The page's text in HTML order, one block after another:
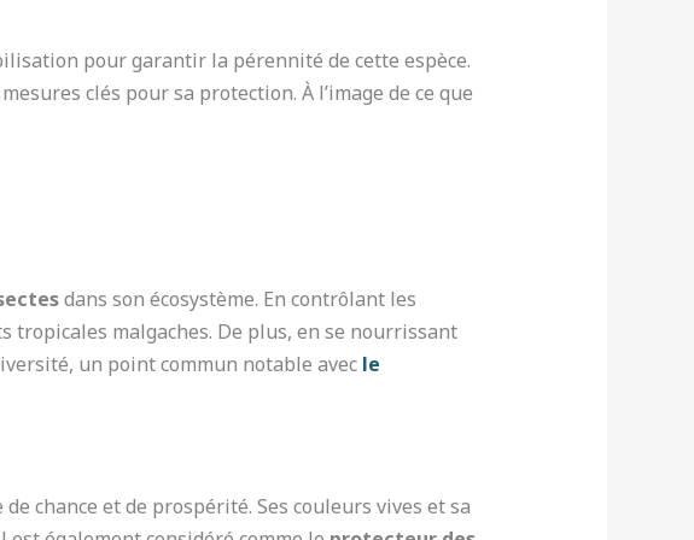
pour garantir la pérennité de cette espèce.
clés pour sa protection. À l’image de ce que
dans son écosystème. En contrôlant les
tropicales malgaches. De plus, en se nourrissant
un point commun notable avec le
chance et de prospérité. Ses couleurs vives et sa